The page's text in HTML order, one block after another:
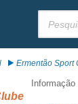
Ermentão Sport